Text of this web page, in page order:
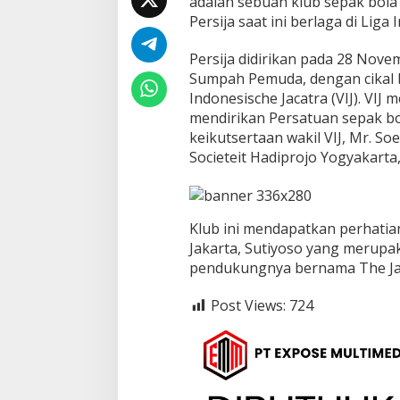
k
a
t
a
Persija saat ini berlaga di Liga
Persija didirikan pada 28
Sumpah Pemuda, dengan
Indonesische Jacatra (VIJ).
mendirikan Persatuan sepak
keikutsertaan wakil VIJ, Mr.
Societeit Hadiprojo
Klub ini mendapatkan
Jakarta, Sutiyoso yang
pendukungnya bernama The
Post Views: 724